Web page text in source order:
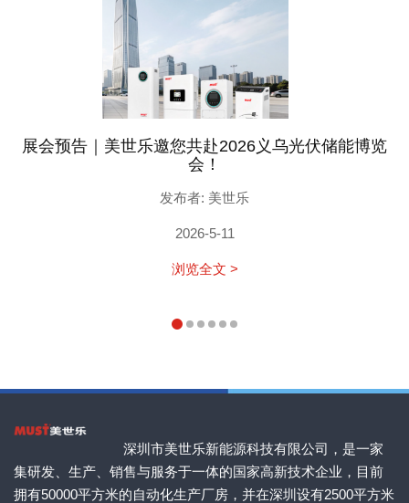
展会预告｜美世乐邀您共赴2026义乌光伏储能博览
会！
发布者: 美世乐
2026-5-11
浏览全文 >
深圳市美世乐新能源科技有限公司，是一家
集研发、生产、销售与服务于一体的国家高新技术企业，目前
拥有50000平方米的自动化生产厂房，并在深圳设有2500平方米